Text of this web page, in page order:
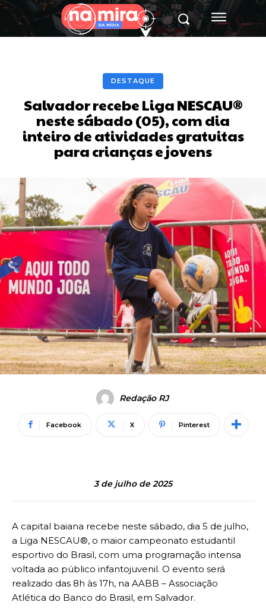
DESTAQUE
Salvador recebe Liga NESCAU®️
neste sábado (05), com dia
inteiro de atividades gratuitas
para crianças e jovens
Redação RJ
Facebook X Pinterest
3 de julho de 2025
A capital baiana recebe neste sábado, dia 5 de julho,
a Liga NESCAU®️, o maior campeonato estudantil
esportivo do Brasil, com uma programação intensa
voltada ao público infantojuvenil. O evento será
realizado das 8h às 17h, na AABB – Associação
Atlética do Banco do Brasil, em Salvador.